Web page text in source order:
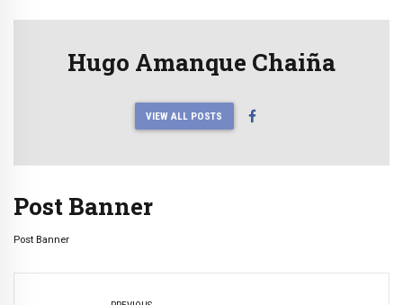
Hugo Amanque Chaiña
VIEW ALL POSTS
Post Banner
Post Banner